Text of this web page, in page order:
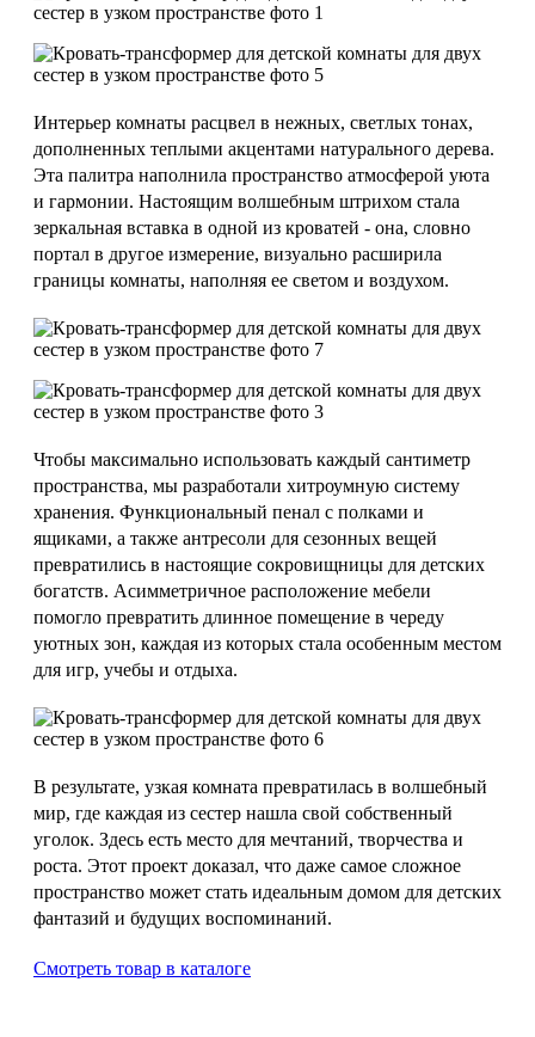
Интерьер комнаты расцвел в нежных, светлых тонах,
дополненных теплыми акцентами натурального дерева.
Эта палитра наполнила пространство атмосферой уюта
и гармонии. Настоящим волшебным штрихом стала
зеркальная вставка в одной из кроватей - она, словно
портал в другое измерение, визуально расширила
границы комнаты, наполняя ее светом и воздухом.
Чтобы максимально использовать каждый сантиметр
пространства, мы разработали хитроумную систему
хранения. Функциональный пенал с полками и
ящиками, а также антресоли для сезонных вещей
превратились в настоящие сокровищницы для детских
богатств. Асимметричное расположение мебели
помогло превратить длинное помещение в череду
уютных зон, каждая из которых стала особенным местом
для игр, учебы и отдыха.
В результате, узкая комната превратилась в волшебный
мир, где каждая из сестер нашла свой собственный
уголок. Здесь есть место для мечтаний, творчества и
роста. Этот проект доказал, что даже самое сложное
пространство может стать идеальным домом для детских
фантазий и будущих воспоминаний.
Смотреть товар в каталоге